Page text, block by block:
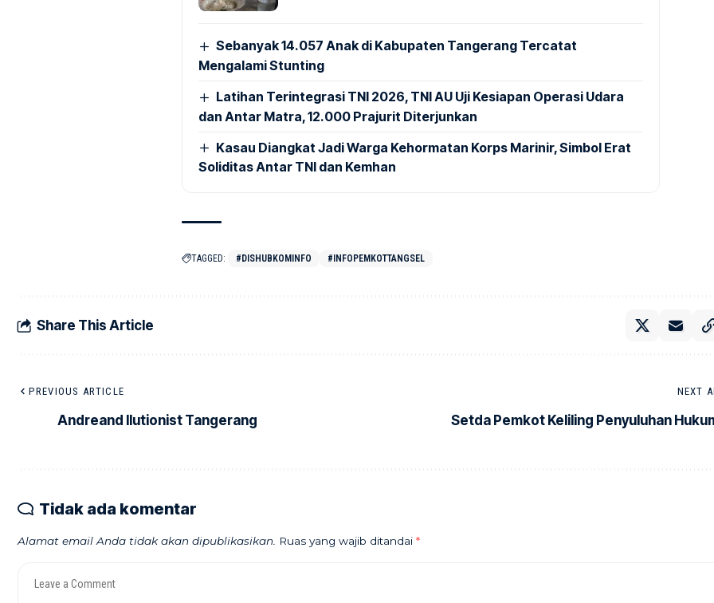
Sebanyak 14.057 Anak di Kabupaten Tangerang Tercatat
Mengalami Stunting
Latihan Terintegrasi TNI 2026, TNI AU Uji Kesiapan Operasi Udara
dan Antar Matra, 12.000 Prajurit Diterjunkan
Kasau Diangkat Jadi Warga Kehormatan Korps Marinir, Simbol Erat
Soliditas Antar TNI dan Kemhan
TAGGED: #DISHUBKOMINFO #INFOPEMKOTTANGSEL
Share This Article
PREVIOUS ARTICLE
Andreand Ilutionist Tangerang
NEXT
Setda Pemkot Keliling Penyuluhan
Tidak ada komentar
Alamat email Anda tidak akan dipublikasikan. Ruas yang wajib ditandai *